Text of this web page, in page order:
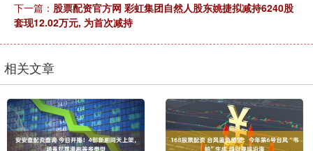
下一篇： 股票配资官方网 彩虹集团自然人股东姚捷拟减持6240股
套现12.02万元, 为首次减持
相关文章